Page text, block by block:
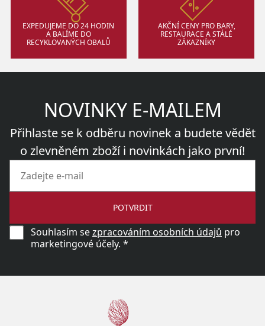
EXPEDUJEME DO 24 HODIN
A BALÍME DO
RECYKLOVANÝCH OBALŮ
AKČNÍ CENY PRO BARY,
RESTAURACE A STÁLÉ
ZÁKAZNÍKY
NOVINKY E-MAILEM
Přihlaste se k odběru novinek a budete vědět
o zlevněném zboží i novinkách jako první!
POTVRDIT
Souhlasím sezpracováním osobních údajů pro
marketingové účely. *